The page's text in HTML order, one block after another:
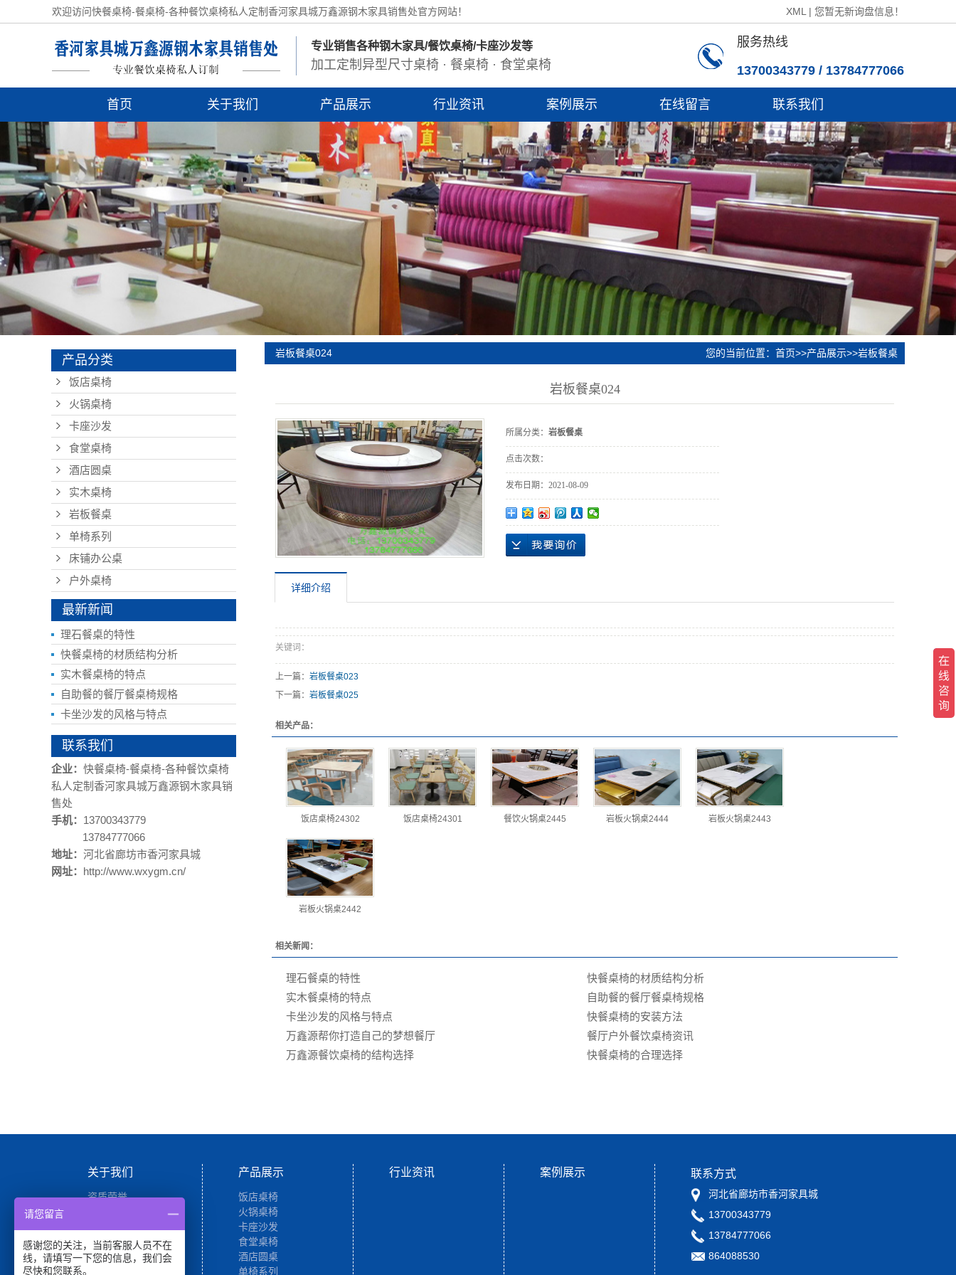
欢迎访问快餐桌椅-餐桌椅-各种餐饮桌椅私人定制香河家具城万鑫源钢木家具销售处官方网站！ XML | 您暂无新询盘信息！
专业销售各种钢木家具/餐饮桌椅/卡座沙发等
加工定制异型尺寸桌椅 · 餐桌椅 · 食堂桌椅
服务热线
13700343779 / 13784777066
首页 关于我们
营销网络
产品展示
饭店桌椅
火锅桌椅
卡座沙发
食堂桌椅
酒店圆桌
实木桌椅
岩板餐桌
单椅系列
床铺办公桌
行业资讯 案例展示 在线留言 联系我们
产品分类
饭店桌椅
火锅桌椅
卡座沙发
食堂桌椅
酒店圆桌
实木桌椅
岩板餐桌
单椅系列
床铺办公桌
户外桌椅
最新新闻
理石餐桌的特性
快餐桌椅的材质结构分析
实木餐桌椅的特点
自助餐的餐厅餐桌椅规格
卡坐沙发的风格与特点
联系我们
企业： 快餐桌椅-餐桌椅-各种餐饮桌椅
私人定制香河家具城万鑫源钢木家具销
售处
手机： 13700343779
13784777066
地址： 河北省廊坊市香河家具城
网址： http://www.wxygm.cn/
岩板餐桌024 您的当前位置： 首页>>产品展示>>岩板餐桌
岩板餐桌024
所属分类： 岩板餐桌
点击次数：
发布日期： 2021-08-09
详细介绍
关键词：
上一篇： 岩板餐桌023
下一篇： 岩板餐桌025
相关产品：
饭店桌椅24302 饭店桌椅24301 餐饮火锅桌2445 岩板火锅桌2444 岩板火锅桌2443
岩板火锅桌2442
相关新闻：
理石餐桌的特性
快餐桌椅的材质结构分析
实木餐桌椅的特点
自助餐的餐厅餐桌椅规格
卡坐沙发的风格与特点
快餐桌椅的安装方法
万鑫源帮你打造自己的梦想餐厅
餐厅户外餐饮桌椅资讯
万鑫源餐饮桌椅的结构选择
快餐桌椅的合理选择
关于我们
资质荣誉
产品展示
饭店桌椅
火锅桌椅
卡座沙发
食堂桌椅
酒店圆桌
单椅系列
行业资讯 案例展示 联系方式
河北省廊坊市香河家具城
13700343779
13784777066
864088530
请您留言
感谢您的关注，当前客服人员不在
线，请填写一下您的信息，我们会
尽快和您联系。